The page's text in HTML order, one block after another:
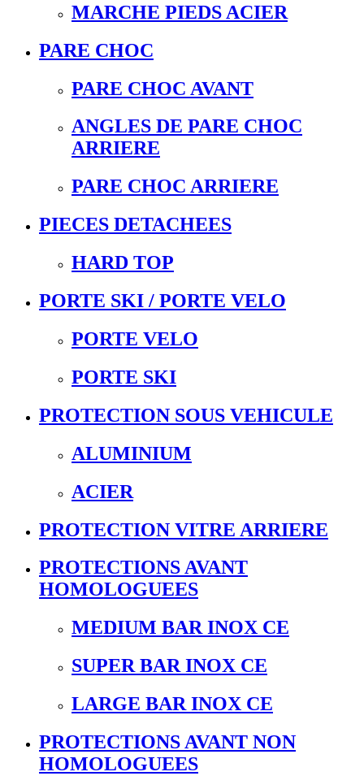
MARCHE PIEDS ACIER
PARE CHOC
PARE CHOC AVANT
ANGLES DE PARE CHOC
ARRIERE
PARE CHOC ARRIERE
PIECES DETACHEES
HARD TOP
PORTE SKI / PORTE VELO
PORTE VELO
PORTE SKI
PROTECTION SOUS VEHICULE
ALUMINIUM
ACIER
PROTECTION VITRE ARRIERE
PROTECTIONS AVANT
HOMOLOGUEES
MEDIUM BAR INOX CE
SUPER BAR INOX CE
LARGE BAR INOX CE
PROTECTIONS AVANT NON
HOMOLOGUEES